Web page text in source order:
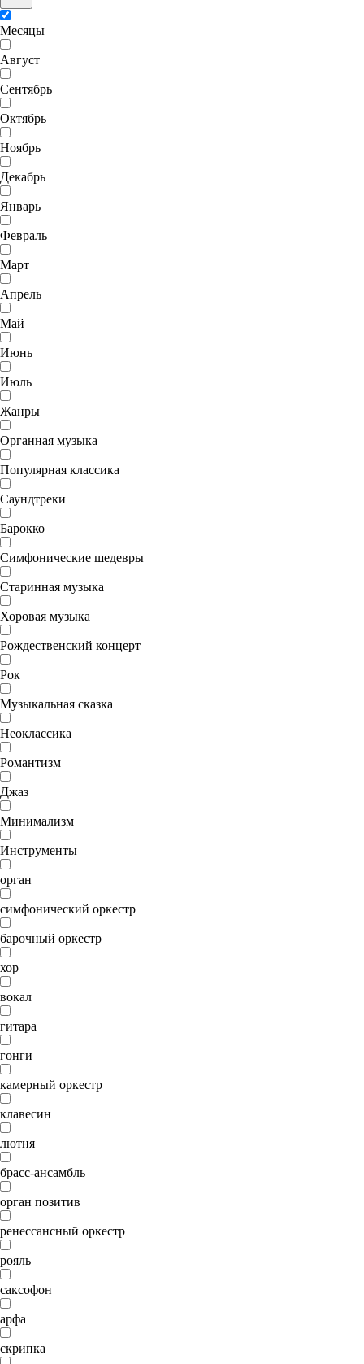
Месяцы
Август
Сентябрь
Октябрь
Ноябрь
Декабрь
Январь
Февраль
Март
Апрель
Май
Июнь
Июль
Жанры
Органная музыка
Популярная классика
Саундтреки
Барокко
Симфонические шедевры
Старинная музыка
Хоровая музыка
Рождественский концерт
Рок
Музыкальная сказка
Неоклассика
Романтизм
Джаз
Минимализм
Инструменты
орган
симфонический оркестр
барочный оркестр
хор
вокал
гитара
гонги
камерный оркестр
клавесин
лютня
брасс-ансамбль
орган позитив
ренессансный оркестр
рояль
саксофон
арфа
скрипка